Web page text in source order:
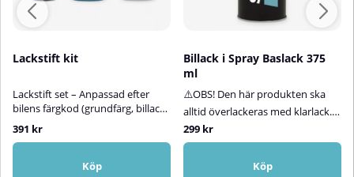
Lackstift kit
Lackstift set – Anpassad efter
bilens färgkod (grundfärg, billack
+ klarlack)Med vårt lättanvända
lackstiftskit får du en mycket god
färgmatchning efter bilens unika
färgkod – komplett med både
391 kr
Köp
Billack i Spray Baslack 375
ml
⚠️OBS! Den här produkten ska
alltid överlackeras med klarlack.
Klarlack ingår inte i
produkten.Billack på sprayburk –
solida kulörerLetar du efter rätt
299 kr
Köp